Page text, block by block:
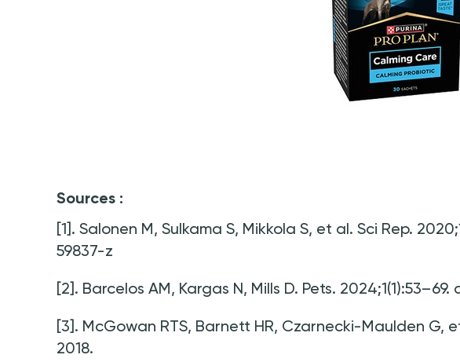
Sources :
[1]. Salonen M, Sulkama S, Mikkola S, et al. Sci Rep.
59837-z
[2]. Barcelos AM, Kargas N, Mills D. Pets.
[3]. McGowan RTS, Barnett HR, Czarnecki-Maulden G,
2018.